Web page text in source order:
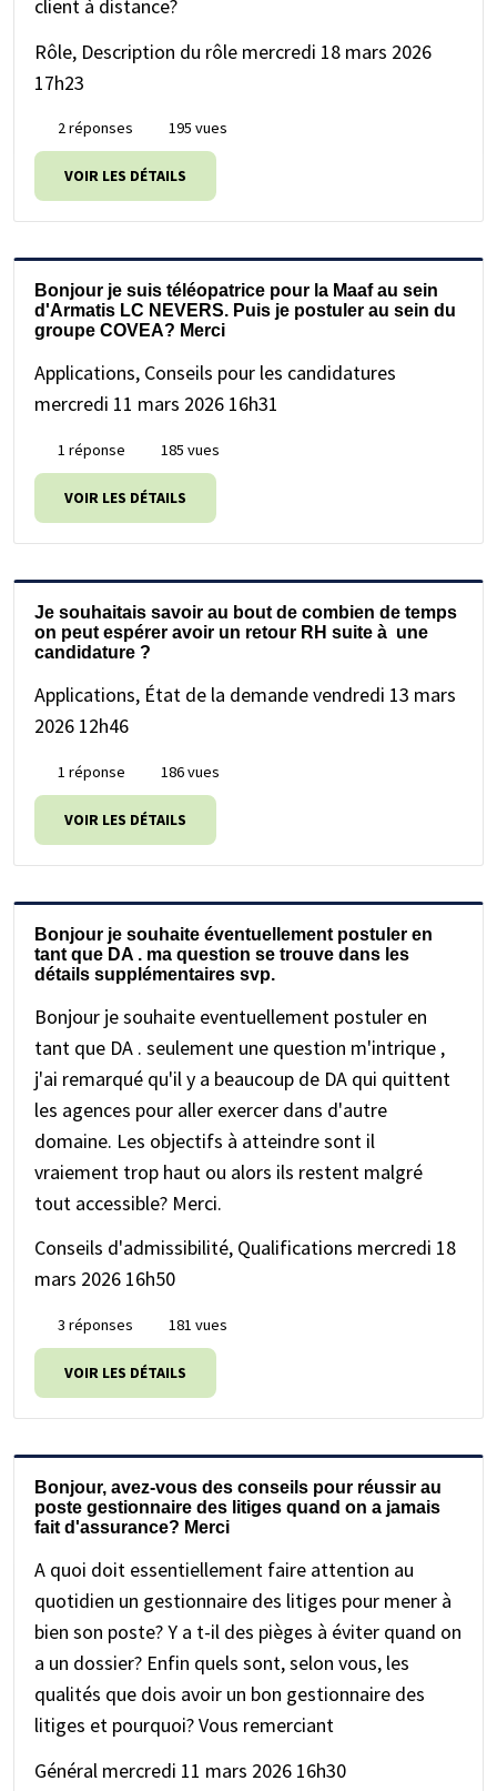
client à distance?
Rôle, Description du rôle mercredi 18 mars 2026
17h23
2 réponses 195 vues
VOIR LES DÉTAILS
Bonjour je suis téléopatrice pour la Maaf au sein
d'Armatis LC NEVERS. Puis je postuler au sein du
groupe COVEA? Merci
Applications, Conseils pour les candidatures
mercredi 11 mars 2026 16h31
1 réponse 185 vues
VOIR LES DÉTAILS
Je souhaitais savoir au bout de combien de temps
on peut espérer avoir un retour RH suite à une
candidature ?
Applications, État de la demandevendredi 13 mars
2026 12h46
1 réponse 186 vues
VOIR LES DÉTAILS
Bonjour je souhaite éventuellement postuler en
tant que DA . ma question se trouve dans les
détails supplémentaires svp.
Bonjour je souhaite eventuellement postuler en
tant que DA . seulement une question m'intrique ,
j'ai remarqué qu'il y a beaucoup de DA qui quittent
les agences pour aller exercer dans d'autre
domaine. Les objectifs à atteindre sont il
vraiement trop haut ou alors ils restent malgré
tout accessible? Merci.
Conseils d'admissibilité, Qualifications mercredi 18
mars 2026 16h50
3 réponses 181 vues
VOIR LES DÉTAILS
Bonjour, avez-vous des conseils pour réussir au
poste gestionnaire des litiges quand on a jamais
fait d'assurance? Merci
A quoi doit essentiellement faire attention au
quotidien un gestionnaire des litiges pour mener à
bien son poste? Y a t-il des pièges à éviter quand on
a un dossier? Enfin quels sont, selon vous, les
qualités que dois avoir un bon gestionnaire des
litiges et pourquoi? Vous remerciant
Général mercredi 11 mars 2026 16h30